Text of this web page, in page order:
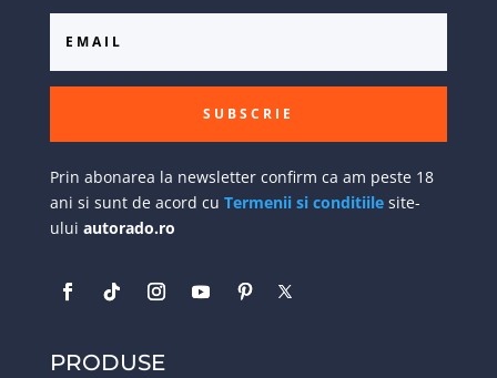
SUBSCRIE
Prin abonarea la newsletter confirm ca am peste 18
ani si sunt de acord cu Termenii si conditiilesite-
ului autorado.ro
PRODUSE